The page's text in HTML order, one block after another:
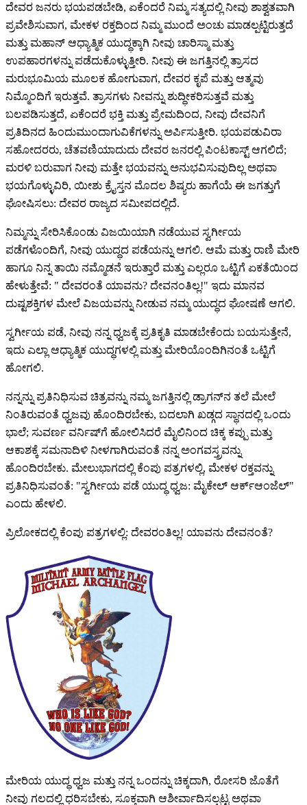
ದೇವರ ಜನರು ಭಯಪಡಬೇಡಿ, ಏಕೆಂದರೆ ನಿಮ್ಮ ಸತ್ಯದಲ್ಲಿ ನೀವು ಶಾಶ್ವತವಾಗಿ
ಪ್ರವೇಶಿಸುವಾಗ, ಮೇಕಳ ರಕ್ತದಿಂದ ನಿಮ್ಮ ಮುಂದೆ ಅಂಚು ಮಾಡಲ್ಪಟ್ಟಿರುತ್ತದೆ
ಮತ್ತು ಮಹಾನ್ ಆಧ್ಯಾತ್ಮಿಕ ಯುದ್ಧಕ್ಕಾಗಿ ನೀವು ಚಾರಿಸ್ಮಾ ಮತ್ತು
ಉಪಹಾರಗಳನ್ನು ಪಡೆದುಕೊಳ್ಳುತ್ತೀರಿ. ನೀವು ಈ ಜಗತ್ತಿನಲ್ಲಿ ತ್ರಾಸದ
ಮರುಭೂಮಿಯ ಮೂಲಕ ಹೋಗುವಾಗ, ದೇವರ ಕೃಪೆ ಮತ್ತು ಆತ್ಮವು
ನಿಮ್ಮೊಂದಿಗೆ ಇರುತ್ತವೆ. ತ್ರಾಸಗಳು ನೀವನ್ನು ಶುದ್ಧೀಕರಿಸುತ್ತವೆ ಮತ್ತು
ಬಲಪಡಿಸುತ್ತದೆ, ಏಕೆಂದರೆ ಭಕ್ತಿ ಮತ್ತು ಪ್ರೇಮದಿಂದ, ನೀವು ದೇವನಿಗೆ
ಪ್ರತಿದಿನದ ಹಿಂದುಮುಂದಾಗುವಿಕೆಗಳನ್ನು ಅರ್ಪಿಸುತ್ತೀರಿ. ಭಯಪಡುವಿರಾ
ಸಹೋದರರು, ಚೆತವಣಿಯಾದುದು ದೇವರ ಜನರಲ್ಲಿ ಪಿಂಟಕಾಸ್ಟ್ ಆಗಲಿದೆ;
ಮರಳಿ ಬರುವಾಗ ನೀವು ಮತ್ತೇ ಭಯವನ್ನು ಅನುಭವಿಸುವುದಿಲ್ಲ ಅಥವಾ
ಭಯಗೊಳ್ಳುವಿರಿ, ಯೀಶು ಕ್ರೈಸ್ತನ ಮೊದಲ ಶಿಷ್ಯರು ಹಾಗೆಯೆ ಈ ಜಗತ್ತುಗೆ
ಘೋಷಿಸಲು: ದೇವರ ರಾಜ್ಯದ ಸಮೀಪದಲ್ಲಿದೆ.
ನಿಮ್ಮನ್ನು ಸೇರಿಸಿಕೊಂಡು ವಿಜಯಿಯಾಗಿ ನಡೆಯುವ ಸ್ವರ್ಗೀಯ
ಪಡೆಗಳೊಂದಿಗೆ, ನೀವು ಯುದ್ಧದ ಪಡೆಯನ್ನು ಆಗಲಿ. ಆಮೆ ಮತ್ತು ರಾಣಿ ಮೇರಿ
ಹಾಗೂ ನಿನ್ನ ತಾಯಿ ನಮ್ಮೊಡನೆ ಇರುತ್ತಾರೆ ಮತ್ತು ಎಲ್ಲರೂ ಒಟ್ಟಿಗೆ ಏಕತೆಯಿಂದ
ಹೇಳುತ್ತೇವೆ: " ದೇವರಂತೆ ಯಾವನು? ದೇವನಂತಿಲ್ಲ!" ಇದು ಮಾನವ
ದುಷ್ಟಶಕ್ತಿಗಳ ಮೇಲೆ ವಿಜಯವನ್ನು ನೀಡುವ ನಮ್ಮ ಯುದ್ಧದ ಘೋಷಣೆ ಆಗಲಿ.
ಸ್ವರ್ಗೀಯ ಪಡೆ, ನೀವು ನನ್ನ ಧ್ವಜಕ್ಕೆ ಪ್ರತಿಕೃತಿ ಮಾಡಬೇಕೆಂದು ಬಯಸುತ್ತೇನೆ,
ಇದು ಎಲ್ಲಾ ಆಧ್ಯಾತ್ಮಿಕ ಯುದ್ಧಗಳಲ್ಲಿ ಮತ್ತು ಮೇರಿಯೊಂದಿಗಿನಂತೆ ಒಟ್ಟಿಗೆ
ಹೋಗಲಿ.
ನನ್ನನ್ನು ಪ್ರತಿನಿಧಿಸುವ ಚಿತ್ರವನ್ನು ನಮ್ಮ ಜಗತ್ತಿನಲ್ಲಿ ಡ್ರಾಗನ್‌ನ ತಲೆ ಮೇಲೆ
ನಿಂತಿರುವಂತೆ ಧ್ವಜವು ಹೊಂದಿರಬೇಕು, ಬದಲಾಗಿ ಖಡ್ಗದ ಸ್ಥಾನದಲ್ಲಿ ಒಂದು
ಭಾಲೆ; ಸುವರ್ಣ ವರ್ನಿಷ್‌ಗೆ ಹೋಲಿಸಿದರೆ ಮೈಲಿನಿಂದ ಚಿಕ್ಕ ಕಪ್ಪು ಮತ್ತು
ಆಕಾಶಕ್ಕೆ ಸಮನಾದಿಳಿ ನೀಳಗಾಗಿರುವಂತೆ ನನ್ನ ಅಂಗವಸ್ತ್ರವನ್ನು
ಹೊಂದಿರಬೇಕು. ಮೇಲುಭಾಗದಲ್ಲಿ ಕೆಂಪು ಪತ್ರಗಳಲ್ಲಿ, ಮೇಕಳ ರಕ್ತವನ್ನು
ಪ್ರತಿನಿಧಿಸುವಂತೆ: "ಸ್ವರ್ಗೀಯ ಪಡೆ ಯುದ್ಧ ಧ್ವಜ: ಮೈಕೇಲ್ ಆರ್ಕ್‌ಆಂಜೆಲ್"
ಎಂದು ಹೇಳಲಿ.
ಪ್ರಿಲೋಕದಲ್ಲಿ ಕೆಂಪು ಪತ್ರಗಳಲ್ಲಿ: ದೇವರಂತಿಲ್ಲ! ಯಾವನು ದೇವನಂತೆ?
ಮೇರಿಯ ಯುದ್ಧ ಧ್ವಜ ಮತ್ತು ನನ್ನ ಒಂದನ್ನು ಚಿಕ್ಕದಾಗಿ, ರೋಸರಿ ಜೊತೆಗೆ
ನೀವು ಗಲದಲ್ಲಿ ಧರಿಸಬೇಕು, ಸೂಕ್ತವಾಗಿ ಆಶೀರ್ವಾದಿಸಲ್ಪಟ್ಟ ಅಥವಾ